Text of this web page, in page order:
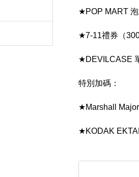
★POP MART
★7-11禮券（300
★DEVILCASE
特別加碼：
★Marshall
★KODAK